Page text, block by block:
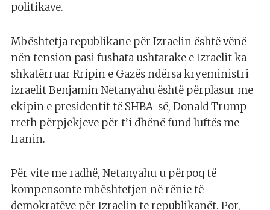
politikave.
Mbështetja republikane për Izraelin është vënë
nën tension pasi fushata ushtarake e Izraelit ka
shkatërruar Rripin e Gazës ndërsa kryeministri
izraelit Benjamin Netanyahu është përplasur me
ekipin e presidentit të SHBA-së, Donald Trump
rreth përpjekjeve për t’i dhënë fund luftës me
Iranin.
Për vite me radhë, Netanyahu u përpoq të
kompensonte mbështetjen në rënie të
demokratëve për Izraelin te republikanët. Por,